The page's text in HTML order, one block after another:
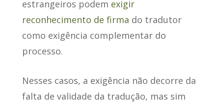
estrangeiros podem exigir
reconhecimento de firma do tradutor
como exigência complementar do
processo.
Nesses casos, a exigência não decorre da
falta de validade da tradução, mas sim